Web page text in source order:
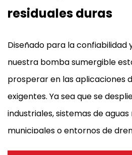
residuales duras
Diseñado para la confiabilidad
nuestra bomba sumergible
prosperar en las aplicaciones
exigentes. Ya sea que se
industriales, sistemas de aguas
municipales o entornos de
bomba ofrece un buen